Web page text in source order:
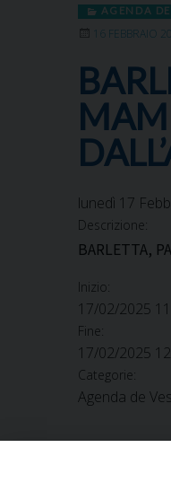
AGENDA
16 FEBBRAIO
lunedì 17
Descrizione:
BARLETTA,
Inizio:
17/02/2025
Fine:
17/02/2025
Categorie:
Agenda de